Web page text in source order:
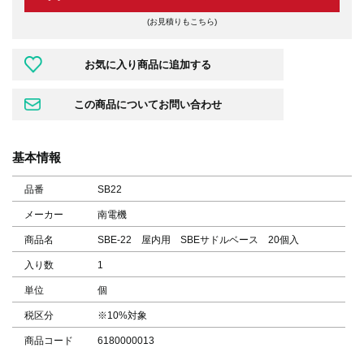
(お見積りもこちら)
基本情報
品番 SB22
メーカー 南電機
商品名 SBE-22 屋内用 SBEサドルベース 20個入
入り数 1
単位 個
税区分 ※10%対象
商品コード 6180000013